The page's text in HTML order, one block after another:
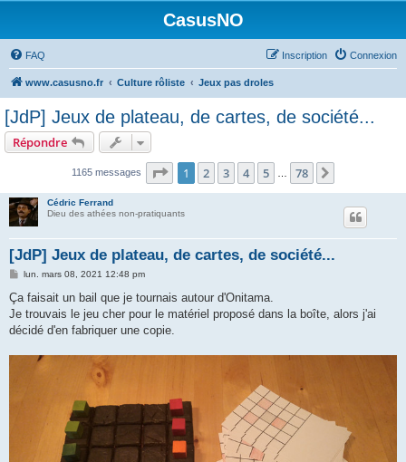
CasusNO
FAQ Connexion
Inscription
www.casusno.fr Culture rôliste Jeux pas droles
[JdP] Jeux de plateau, de cartes, de société...
Répondre
1165 messages Page 1sur78
1 2 3 4 5 78
Cédric Ferrand
Dieu des athées non-pratiquants
[JdP] Jeux de plateau, de cartes, de société...
M
s
a
g
lun. mars 08, 2021 12:48 pm
Ça faisait un bail que je tournais autour d'Onitama.
Je trouvais le jeu cher pour le matériel proposé dans la boîte, alors j'ai
décidé d'en fabriquer une copie.